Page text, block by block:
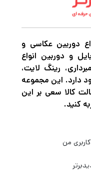
دوربین عکاسی و
و دوربین انواع
رینگ لایت،
دارد. این مجموعه
کالا سعی بر این
کنید.
من